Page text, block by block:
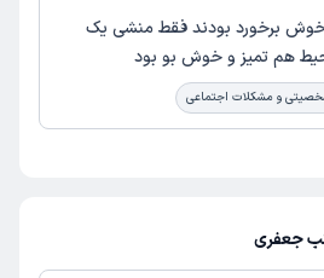
خوش برخورد بودند فقط منشی یک
هم تمیز و خوش بو بود
و مشکلات اجتماعی
جعفری